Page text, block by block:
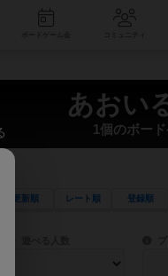
あおい
1個のボー
更新順 レート順 登録順
できます。
。